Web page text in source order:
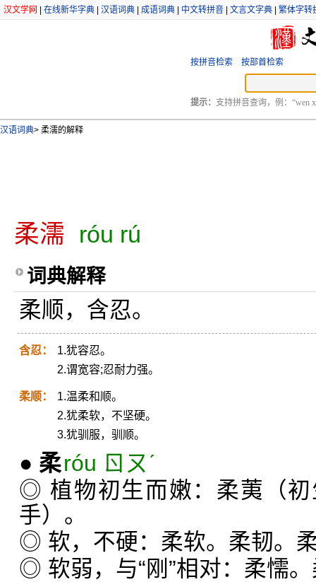
汉文学网 在线新华字典 汉语词典 成语词典 中文转拼音 文言文字典 繁体字转
按拼音检索 按部首检索
提示： 支持拼音查询，例：“wen
汉语词典> 柔濡的解释
柔濡 róu rú
词典解释
柔顺，含忍。
含忍：
1.犹容忍。
2.谓宽容;忍耐力强。
柔顺：
1.温柔和顺。
2.犹柔软，不坚硬。
3.犹驯服，驯顺。
● 柔róu ㄖㄡˊ
◎ 植物初生而嫩：柔荑（
手）。
◎ 软，不硬：柔软。柔韧。
◎ 软弱，与“刚”相对：柔懦